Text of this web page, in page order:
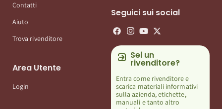
Contatti
Aiuto
Trova rivenditore
Area Utente
Login
Seguici sui social
Sei un
rivenditore?
Entra come rivenditore e
scarica materiali informativi
sulla azienda, etichette,
manuali e tanto altro